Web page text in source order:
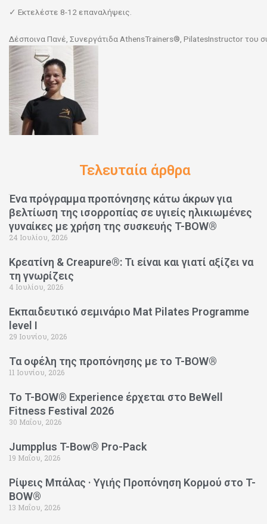
✓ Εκτελέστε 8-12 επαναλήψεις.
Δέσποινα Πανέ, Συνεργάτιδα AthensTrainers®, PilatesInstructor
Τελευταία άρθρα
Ένα πρόγραμμα προπόνησης κάτω άκρων για
βελτίωση της ισορροπίας σε υγιείς ηλικιωμένες
γυναίκες με χρήση της συσκευής T-BOW®
24 Ιουλίου, 2026
Κρεατίνη & Creapure®: Τι είναι και γιατί αξίζει να
τη γνωρίζεις
4 Ιουλίου, 2026
Εκπαιδευτικό σεμινάριο Mat Pilates Programme
level I
29 Ιουνίου, 2026
Τα οφέλη της προπόνησης με το T-BOW®
11 Ιουνίου, 2026
Το T-BOW® Experience έρχεται στο BeWell
Fitness Festival 2026
30 Μαΐου, 2026
Jumpplus T-Bow® Pro-Pack
19 Μαΐου, 2026
Ρίψεις Μπάλας · Υγιής Προπόνηση Κορμού στο T-
BOW®
13 Μαΐου, 2026